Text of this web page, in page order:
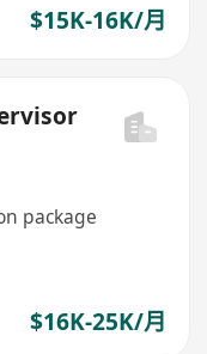
$15K-16K/月
package
$16K-25K/月